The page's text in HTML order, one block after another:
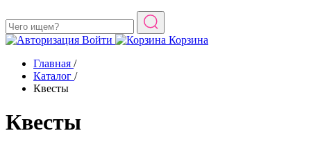
Войти
Корзина
Главная /
Каталог /
Квесты
Квесты